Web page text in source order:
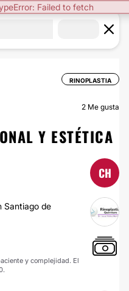
Failed to fetch
RINOPLASTIA
2 Me gusta
Y ESTÉTICA
CH
Santiago de
y complejidad. El